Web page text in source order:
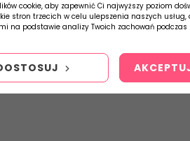
cookie, aby zapewnić Ci najwyższy poziom
stron trzecich w celu ulepszenia naszych
na podstawie analizy Twoich zachowań